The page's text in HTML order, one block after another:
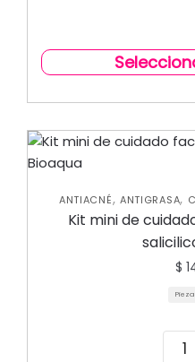
ANTIACNÉ, ANTIGRASA,
PROMO SKIN CARE
NUEVA
Kit mini de
$
Pieza